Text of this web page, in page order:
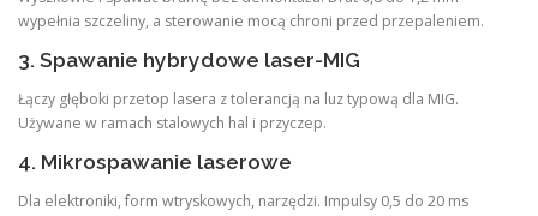
wypełnia szczeliny, a sterowanie mocą chroni przed przepaleniem.
3. Spawanie hybrydowe laser-MIG
Łączy głęboki przetop lasera z tolerancją na luz typową dla MIG.
Używane w ramach stalowych hal i przyczep.
4. Mikrospawanie laserowe
Dla elektroniki, form wtryskowych, narzędzi. Impulsy 0,5 do 20 ms